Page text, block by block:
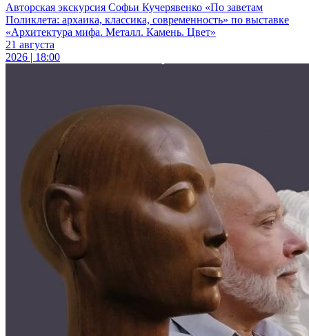
Авторская экскурсия Софьи Кучерявенко «По заветам
Поликлета: архаика, классика, современность» по выставке
«Архитектура мифа. Металл. Камень. Цвет»
21 августа
2026 | 18:00